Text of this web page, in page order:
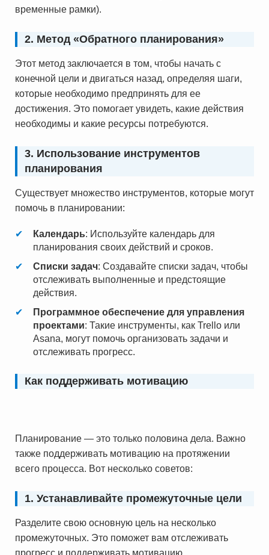
временные рамки).
2. Метод «Обратного планирования»
Этот метод заключается в том, чтобы начать с
конечной цели и двигаться назад, определяя шаги,
которые необходимо предпринять для ее
достижения. Это помогает увидеть, какие действия
необходимы и какие ресурсы потребуются.
3. Использование инструментов
планирования
Существует множество инструментов, которые могут
помочь в планировании:
Календарь: Используйте календарь для
планирования своих действий и сроков.
Списки задач: Создавайте списки задач, чтобы
отслеживать выполненные и предстоящие
действия.
Программное обеспечение для управления
проектами: Такие инструменты, как Trello или
Asana, могут помочь организовать задачи и
отслеживать прогресс.
Как поддерживать мотивацию
Планирование — это только половина дела. Важно
также поддерживать мотивацию на протяжении
всего процесса. Вот несколько советов:
1. Устанавливайте промежуточные цели
Разделите свою основную цель на несколько
промежуточных. Это поможет вам отслеживать
прогресс и поддерживать мотивацию.